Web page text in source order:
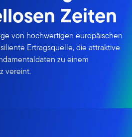
Zeiten
von hochwertigen europäischen
Ertragsquelle, die attraktive
zu einem
vereint.